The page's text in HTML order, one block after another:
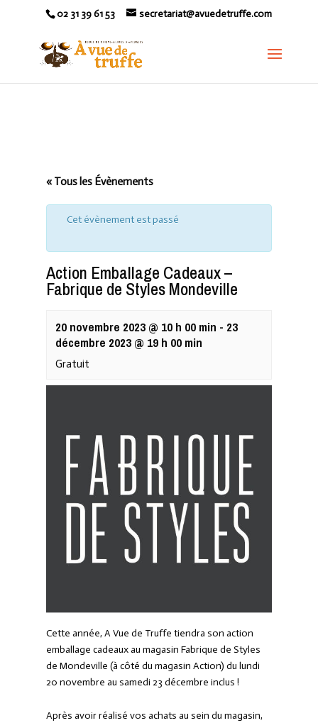
02 31 39 61 53 secretariat@avuedetruffe.com
« Tous les Évènements
Cet évènement est passé
Action Emballage Cadeaux –
Fabrique de Styles Mondeville
20 novembre 2023 @ 10 h 00 min - 23
décembre 2023 @ 19 h 00 min
Gratuit
Cette année, A Vue de Truffe tiendra son action
emballage cadeaux au magasin Fabrique de Styles
de Mondeville (à côté du magasin Action) du lundi
20 novembre au samedi 23 décembre inclus !
Après avoir réalisé vos achats au sein du magasin,